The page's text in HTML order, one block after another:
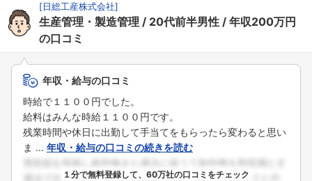
[日総工産株式会社]
生産管理・製造管理 20代前半男性
年収200万円
の口コミ
年収・給与の口コミ
時給で１１００円でした。
給料はみんな時給１１００円です。
残業時間や休日に出勤して手当てをもらったら変わると思い
ま ... 年収・給与の口コミの続きを読む
１分で無料登録して、60万社の口コミをチェック